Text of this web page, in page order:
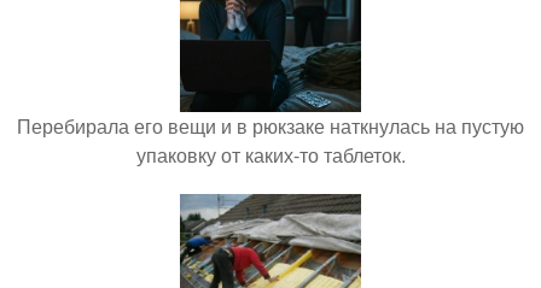
Перебирала его вещи и в рюкзаке наткнулась на пустую
упаковку от каких-то таблеток.